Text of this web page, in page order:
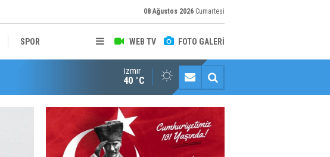
08 Ağustos 2026 Cumartesi
WEB TV FOTO GALERİ
SPOR
"Toprağını Kaybeden Geleceğini Kaybeder!"
İzmir
40 °C